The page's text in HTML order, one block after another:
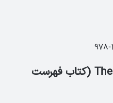
2. کتاب The Judge’s List (کتاب فهرست